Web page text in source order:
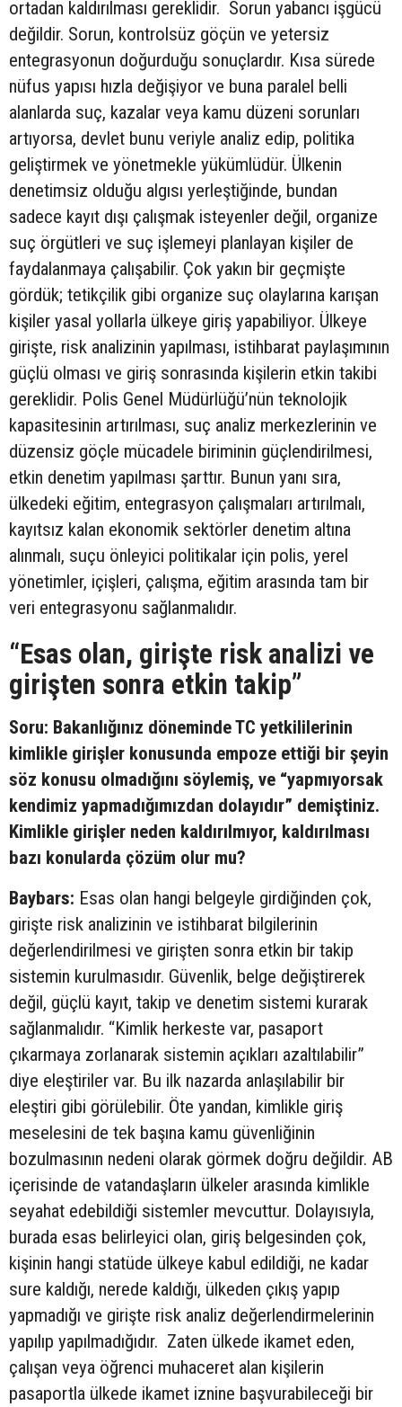
ortadan kaldırılması gereklidir. Sorun yabancı işgücü
değildir. Sorun, kontrolsüz göçün ve yetersiz
entegrasyonun doğurduğu sonuçlardır. Kısa sürede
nüfus yapısı hızla değişiyor ve buna paralel belli
alanlarda suç, kazalar veya kamu düzeni sorunları
artıyorsa, devlet bunu veriyle analiz edip, politika
geliştirmek ve yönetmekle yükümlüdür. Ülkenin
denetimsiz olduğu algısı yerleştiğinde, bundan
sadece kayıt dışı çalışmak isteyenler değil, organize
suç örgütleri ve suç işlemeyi planlayan kişiler de
faydalanmaya çalışabilir. Çok yakın bir geçmişte
gördük; tetikçilik gibi organize suç olaylarına karışan
kişiler yasal yollarla ülkeye giriş yapabiliyor. Ülkeye
girişte, risk analizinin yapılması, istihbarat paylaşımının
güçlü olması ve giriş sonrasında kişilerin etkin takibi
gereklidir. Polis Genel Müdürlüğü’nün teknolojik
kapasitesinin artırılması, suç analiz merkezlerinin ve
düzensiz göçle mücadele biriminin güçlendirilmesi,
etkin denetim yapılması şarttır. Bunun yanı sıra,
ülkedeki eğitim, entegrasyon çalışmaları artırılmalı,
kayıtsız kalan ekonomik sektörler denetim altına
alınmalı, suçu önleyici politikalar için polis, yerel
yönetimler, içişleri, çalışma, eğitim arasında tam bir
veri entegrasyonu sağlanmalıdır.
“Esas olan, girişte risk analizi ve
girişten sonra etkin takip”
Soru: Bakanlığınız döneminde TC yetkililerinin
kimlikle girişler konusunda empoze ettiği bir şeyin
söz konusu olmadığını söylemiş, ve “yapmıyorsak
kendimiz yapmadığımızdan dolayıdır” demiştiniz.
Kimlikle girişler neden kaldırılmıyor, kaldırılması
bazı konularda çözüm olur mu?
Baybars: Esas olan hangi belgeyle girdiğinden çok,
girişte risk analizinin ve istihbarat bilgilerinin
değerlendirilmesi ve girişten sonra etkin bir takip
sistemin kurulmasıdır. Güvenlik, belge değiştirerek
değil, güçlü kayıt, takip ve denetim sistemi kurarak
sağlanmalıdır. “Kimlik herkeste var, pasaport
çıkarmaya zorlanarak sistemin açıkları azaltılabilir”
diye eleştiriler var. Bu ilk nazarda anlaşılabilir bir
eleştiri gibi görülebilir. Öte yandan, kimlikle giriş
meselesini de tek başına kamu güvenliğinin
bozulmasının nedeni olarak görmek doğru değildir. AB
içerisinde de vatandaşların ülkeler arasında kimlikle
seyahat edebildiği sistemler mevcuttur. Dolayısıyla,
burada esas belirleyici olan, giriş belgesinden çok,
kişinin hangi statüde ülkeye kabul edildiği, ne kadar
sure kaldığı, nerede kaldığı, ülkeden çıkış yapıp
yapmadığı ve girişte risk analiz değerlendirmelerinin
yapılıp yapılmadığıdır. Zaten ülkede ikamet eden,
çalışan veya öğrenci muhaceret alan kişilerin
pasaportla ülkede ikamet iznine başvurabileceği bir